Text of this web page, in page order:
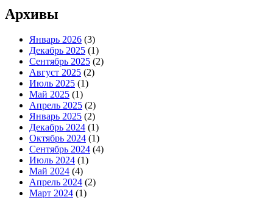
Архивы
Январь 2026 (3)
Декабрь 2025 (1)
Сентябрь 2025 (2)
Август 2025 (2)
Июль 2025 (1)
Май 2025 (1)
Апрель 2025 (2)
Январь 2025 (2)
Декабрь 2024 (1)
Октябрь 2024 (1)
Сентябрь 2024 (4)
Июль 2024 (1)
Май 2024 (4)
Апрель 2024 (2)
Март 2024 (1)